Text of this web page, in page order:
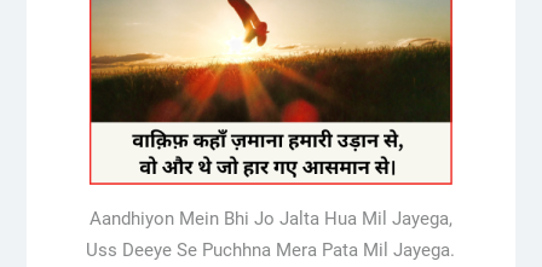
Aandhiyon Mein Bhi Jo Jalta Hua Mil Jayega,
Uss Deeye Se Puchhna Mera Pata Mil Jayega.